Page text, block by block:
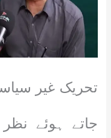
تحریک غیر
جاتے ہوئے